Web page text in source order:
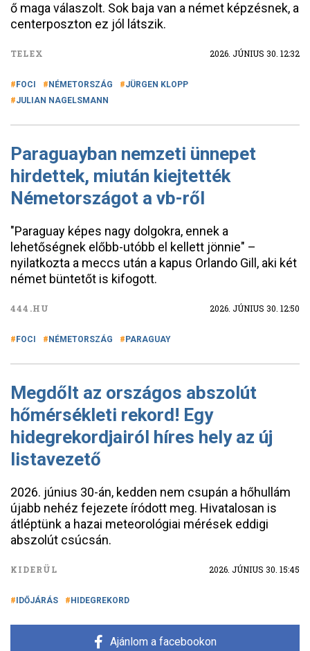
ő maga válaszolt. Sok baja van a német képzésnek, a
centerposzton ez jól látszik.
TELEX 2026. JÚNIUS 30. 12:32
FOCI NÉMETORSZÁG
JÜRGEN KLOPP
JULIAN NAGELSMANN
Paraguayban nemzeti ünnepet
hirdettek, miután kiejtették
Németországot a vb-ről
"Paraguay képes nagy dolgokra, ennek a
lehetőségnek előbb-utóbb el kellett jönnie" –
nyilatkozta a meccs után a kapus Orlando Gill, aki két
német büntetőt is kifogott.
444.HU 2026. JÚNIUS 30. 12:50
FOCI NÉMETORSZÁG PARAGUAY
Megdőlt az országos abszolút
hőmérsékleti rekord! Egy
hidegrekordjairól híres hely az új
listavezető
2026. június 30-án, kedden nem csupán a hőhullám
újabb nehéz fejezete íródott meg. Hivatalosan is
átléptünk a hazai meteorológiai mérések eddigi
abszolút csúcsán.
KIDERÜL 2026. JÚNIUS 30. 15:45
IDŐJÁRÁS HIDEGREKORD
Ajánlom a facebookon